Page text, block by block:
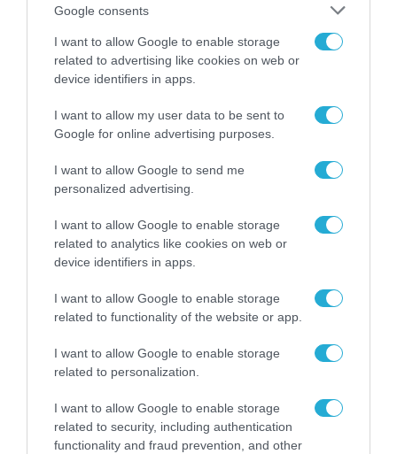
Google consents
I want to allow Google to enable storage
related to advertising like cookies on web or
device identifiers in apps.
I want to allow my user data to be sent to
Google for online advertising purposes.
I want to allow Google to send me
personalized advertising.
I want to allow Google to enable storage
related to analytics like cookies on web or
device identifiers in apps.
I want to allow Google to enable storage
related to functionality of the website or app.
I want to allow Google to enable storage
related to personalization.
I want to allow Google to enable storage
related to security, including authentication
functionality and fraud prevention, and other